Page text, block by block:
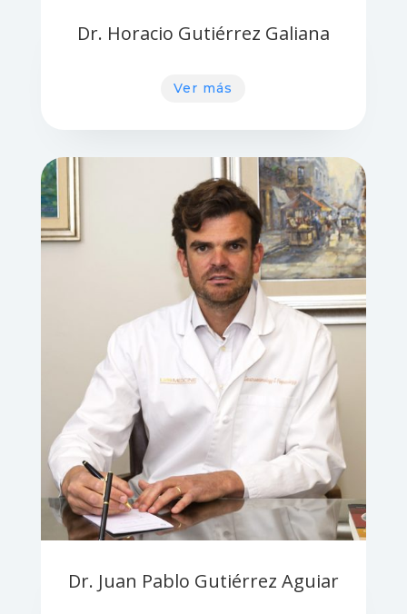
Dr. Horacio Gutiérrez Galiana
Ver más
Dr. Juan Pablo Gutiérrez Aguiar